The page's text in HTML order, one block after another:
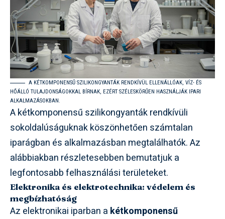
A KÉTKOMPONENSŰ SZILIKONGYANTÁK RENDKÍVÜL ELLENÁLLÓAK, VÍZ- ÉS
HŐÁLLÓ TULAJDONSÁGOKKAL BÍRNAK, EZÉRT SZÉLESKÖRŰEN HASZNÁLJÁK IPARI
ALKALMAZÁSOKBAN.
A kétkomponensű szilikongyanták rendkívüli
sokoldalúságuknak köszönhetően számtalan
iparágban és alkalmazásban megtalálhatók. Az
alábbiakban részletesebben bemutatjuk a
legfontosabb felhasználási területeket.
Elektronika és elektrotechnika: védelem és
megbízhatóság
Az elektronikai iparban a kétkomponensű